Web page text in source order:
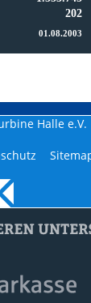
202
01.08.2003
Halle e.V.